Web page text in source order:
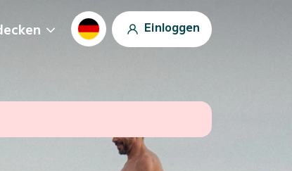
Einloggen